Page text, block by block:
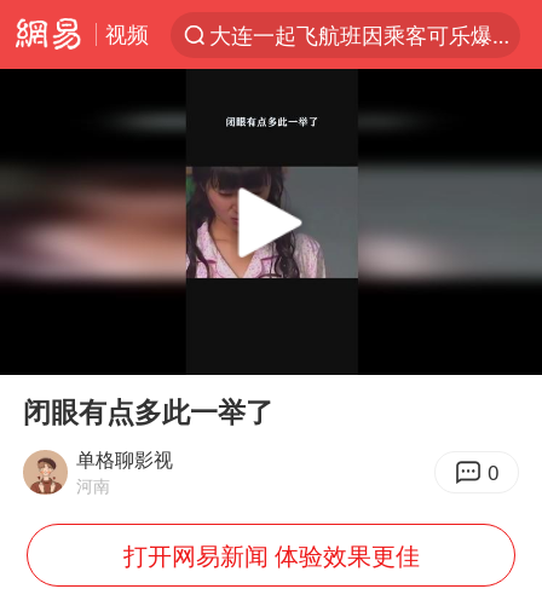
视频
大连一起飞航班因乘客可乐爆瓶折返
辽宁28名务农人员中暑死亡？官方辟谣
费大厨不自称“大王”了
中央气象台继续发布暴雨橙警
武契奇：欧洲已处于大战边缘
Play
闭眼有点多此一举了
单格聊影视
河南 0
打开网易新闻 体验效果更佳